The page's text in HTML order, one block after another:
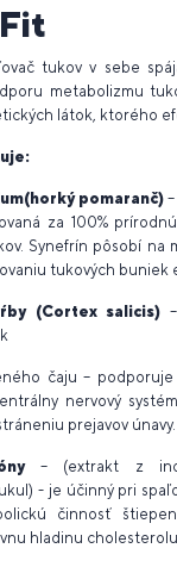
tukov v sebe
metabolizmu
látok, ktorého
pomaranč)
za 100%
Synefrín pôsobí na
tukových buniek
(Cortex salicis)
čaju –
nervový
prejavov únavy.
– (extrakt z
- je účinný pri
činnosť
hladinu